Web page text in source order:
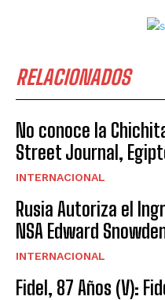
RELACIONADOS
No conoce la
Street Journal,
INTERNACIONAL
Rusia Autoriza el
NSA Edward
INTERNACIONAL
Fidel, 87 Años (V):